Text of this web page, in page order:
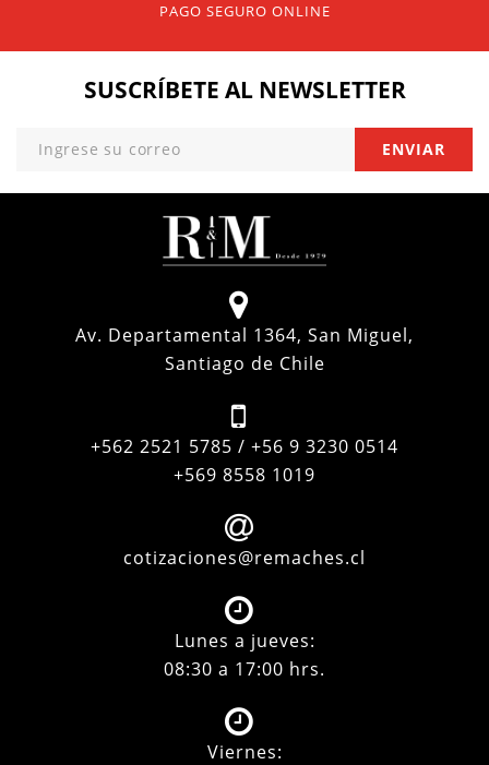
PAGO SEGURO ONLINE
SUSCRÍBETE AL NEWSLETTER
Av. Departamental 1364, San Miguel,
Santiago de Chile
+562 2521 5785 / +56 9 3230 0514
+569 8558 1019
cotizaciones@remaches.cl
Lunes a jueves:
08:30 a 17:00 hrs.
Viernes: